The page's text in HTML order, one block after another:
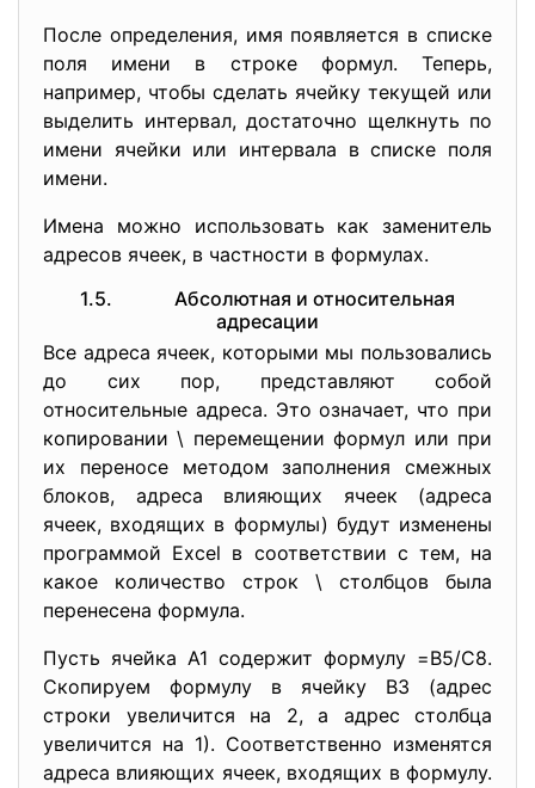
После определения, имя появляется в списке
поля имени в строке формул. Теперь,
например, чтобы сделать ячейку текущей или
выделить интервал, достаточно щелкнуть по
имени ячейки или интервала в списке поля
имени.
Имена можно использовать как заменитель
адресов ячеек, в частности в формулах.
1.5. Абсолютная и относительная
адресации
Все адреса ячеек, которыми мы пользовались
до сих пор, представляют собой
относительные адреса. Это означает, что при
копировании \ перемещении формул или при
их переносе методом заполнения смежных
блоков, адреса влияющих ячеек (адреса
ячеек, входящих в формулы) будут изменены
программой Excel в соответствии с тем, на
какое количество строк \ столбцов была
перенесена формула.
Пусть ячейка A1 содержит формулу =B5/C8.
Скопируем формулу в ячейку В3 (адрес
строки увеличится на 2, а адрес столбца
увеличится на 1). Соответственно изменятся
адреса влияющих ячеек, входящих в формулу.